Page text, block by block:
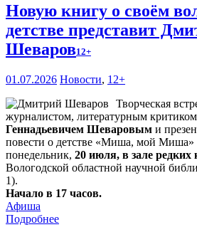
Новую книгу о своём
детстве представит
Шеваров12+
01.07.2026 Новости, 12+
Творческая
журналистом, литературным критиком
Геннадьевичем Шеваровым и
повести о детстве «Миша, мой Миша»
понедельник, 20 июля, в зале
Вологодской областной научной
1).
Начало в 17 часов.
Афиша
Подробнее